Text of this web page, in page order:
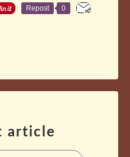
Repost 0
article